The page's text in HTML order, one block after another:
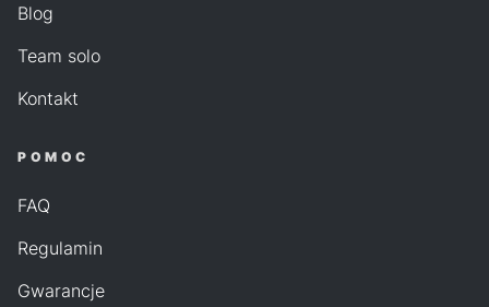
Blog
Team solo
Kontakt
POMOC
FAQ
Regulamin
Gwarancje